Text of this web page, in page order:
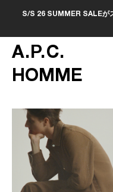
S/S 26 SUMMER SALEが
A.P.C.
HOMME